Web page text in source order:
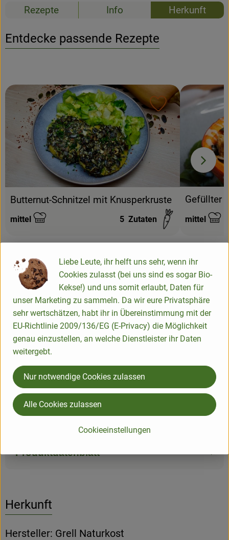
Rezepte Info Herkunft
Entdecke passende Rezepte
Butternut-Schnitzel mit Knusperkruste
Schwierigkeit:
mittel 5 Zutaten
Rezept zu
Gefüllter
mittel
Info
Produktinformationen
Zutaten
Nährwert-Info
Produktdatenblatt
Herkunft
Hersteller: Grell Naturkost
Liebe Leute, ihr helft uns sehr, wenn ihr
Cookies zulasst (bei uns sind es sogar Bio-
Kekse!) und uns somit erlaubt, Daten für
unser Marketing zu sammeln. Da wir eure Privatsphäre
sehr wertschätzen, habt ihr in Übereinstimmung mit der
EU-Richtlinie 2009/136/EG (E-Privacy) die Möglichkeit
genau einzustellen, an welche Dienstleister ihr Daten
weitergebt.
Cookieeinstellungen
Nur notwendige Cookies zulassen
Alle Cookies zulassen